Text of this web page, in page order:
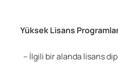
Yüksek Lisans
– İlgili bir alanda lisans